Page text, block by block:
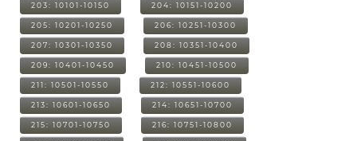
203: 10101-10150 204: 10151-10200
205: 10201-10250 206: 10251-10300
207: 10301-10350 208: 10351-10400
209: 10401-10450 210: 10451-10500
211: 10501-10550 212: 10551-10600
213: 10601-10650 214: 10651-10700
215: 10701-10750 216: 10751-10800